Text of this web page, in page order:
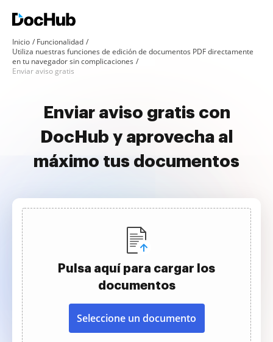
Inicio
Funcionalidad
Utiliza nuestras funciones de edición de documentos PDF directamente
en tu navegador sin complicaciones
Enviar aviso gratis
Enviar aviso gratis con
DocHub y aprovecha al
máximo tus documentos
Pulsa aquí para cargar los
documentos
Seleccione un documento